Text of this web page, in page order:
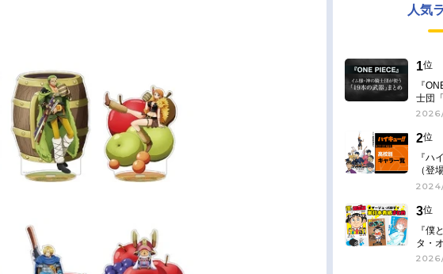
人気
1位
『
士団
ネタ
2位
『ハ
（登
3位
『僕
タ・